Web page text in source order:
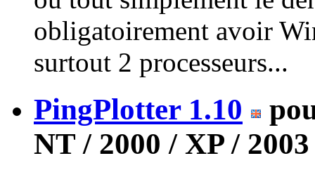
obligatoirement avoir
surtout 2 processeurs...
PingPlotter 1.10
NT / 2000 / XP /